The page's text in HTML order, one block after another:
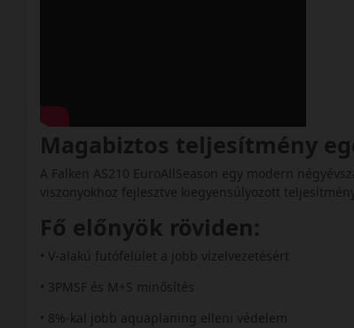
Magabiztos teljesítmény
A Falken AS210 EuroAllSeason egy modern
viszonyokhoz fejlesztve kiegyensúlyozott
Fő előnyök röviden:
• V‑alakú futófelület a jobb vízelvezetésért
• 3PMSF és M+S minősítés
• 8%-kal jobb aquaplaning elleni védelem